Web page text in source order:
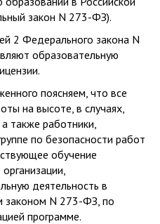
закон N 273-ФЗ).
2 Федерального закона N
образовательную
поясняем, что все
на высоте, в случаях,
также работники,
по безопасности работ
обучение
деятельность в
законом N 273-ФЗ, по
программе.